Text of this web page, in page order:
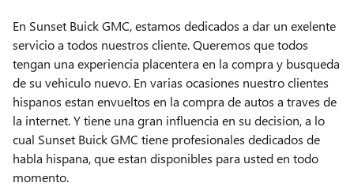
En Sunset Buick GMC, estamos dedicados a dar un exelente
servicio a todos nuestros cliente. Queremos que todos
tengan una experiencia placentera en la compra y busqueda
de su vehiculo nuevo. En varias ocasiones nuestro clientes
hispanos estan envueltos en la compra de autos a traves de
la internet. Y tiene una gran influencia en su decision, a lo
cual Sunset Buick GMC tiene profesionales dedicados de
habla hispana, que estan disponibles para usted en todo
momento.